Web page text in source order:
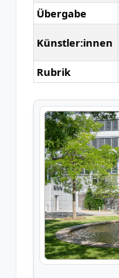
Übergabe
Künstler:innen
Rubrik